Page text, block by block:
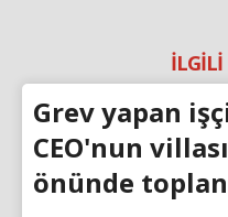
İLGİLİ
Grev yapan
CEO'nun
önünde